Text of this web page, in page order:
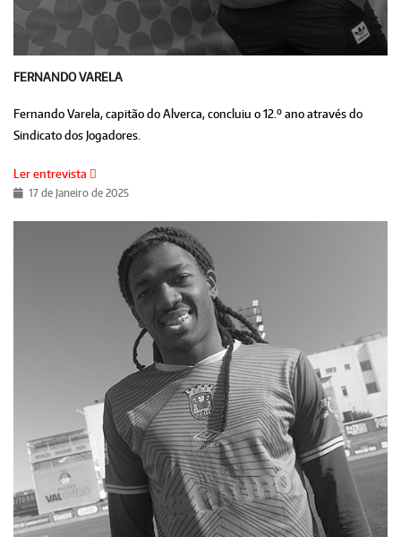
FERNANDO VARELA
Fernando Varela, capitão do Alverca, concluiu o 12.º ano através do
Sindicato dos Jogadores.
Ler entrevista
17 de Janeiro de 2025